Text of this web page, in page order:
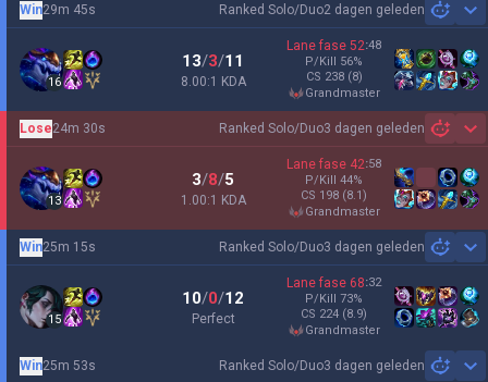
Ranked Solo/Duo2 dagen geleden
Win29m 45s
16
13/3/11
8.00:1 KDA
Lane fase 52:48
P/Kill 56%
CS 238 (8)
grandmaster
Ranked Solo/Duo3 dagen geleden
Lose24m 30s
13
3/8/5
1.00:1 KDA
Lane fase 42:58
P/Kill 44%
CS 198 (8.1)
grandmaster
Ranked Solo/Duo3 dagen geleden
Win25m 15s
15
10/0/12
Perfect
Lane fase 68:32
P/Kill 73%
CS 224 (8.9)
grandmaster
Ranked Solo/Duo3 dagen geleden
Win25m 53s